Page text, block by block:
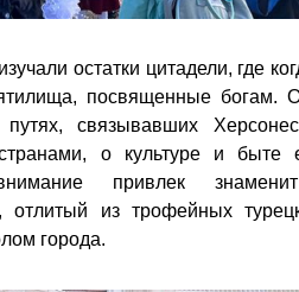
остатки цитадели, где
посвященные богам.
связывавших
о культуре и быте
привлек
отлитый из трофейных
города.